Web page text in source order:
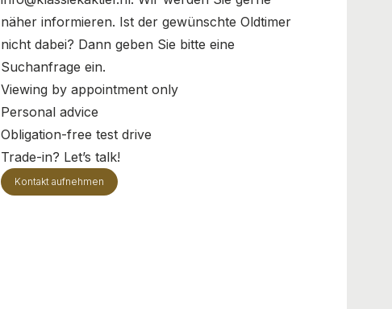
näher informieren. Ist der gewünschte Oldtimer
nicht dabei? Dann geben Sie bitte eine
Suchanfrage ein.
Viewing by appointment only
Personal advice
Obligation-free test drive
Trade-in? Let’s talk!
Kontakt aufnehmen